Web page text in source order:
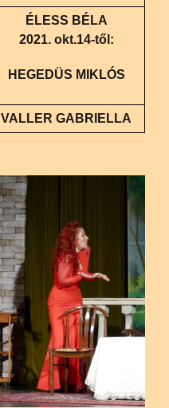
ÉLESS BÉLA
2021. okt.14-től:
HEGEDÜS MIKLÓS
VALLER GABRIELLA